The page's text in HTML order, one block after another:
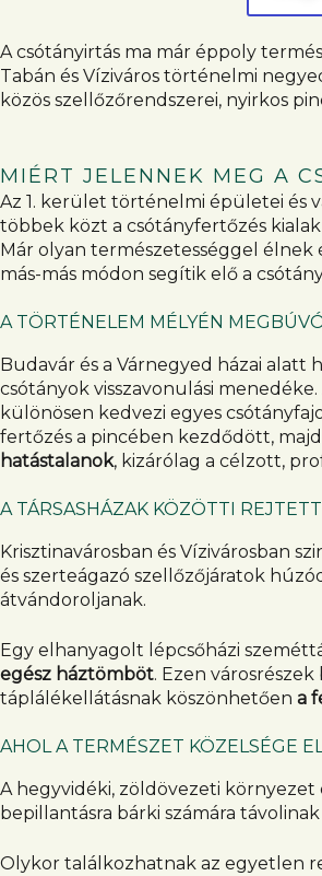
A csótányirtás ma már éppoly
Tabán és Víziváros történelmi
közös szellőzőrendszerei, nyirkos
MIÉRT JELENNEK MEG A
Az 1. kerület történelmi épületei és
többek közt a csótányfertőzés
Már olyan természetességgel élnek
más-más módon segítik elő a
A TÖRTÉNELEM MÉLYÉN
Budavár és a Várnegyed házai
csótányok visszavonulási
különösen kedvezi egyes
fertőzés a pincében kezdődött,
hatástalanok, kizárólag a célzott,
A TÁRSASHÁZAK KÖZÖTTI
Krisztinavárosban és Vízivárosban
és szerteágazó szellőzőjáratok
átvándoroljanak.
Egy elhanyagolt lépcsőházi
egész háztömböt. Ezen
táplálékellátásnak köszönhetően a
AHOL A TERMÉSZET KÖZELSÉGE
A hegyvidéki, zöldövezeti környezet
bepillantásra bárki számára
Olykor találkozhatnak az egyetlen